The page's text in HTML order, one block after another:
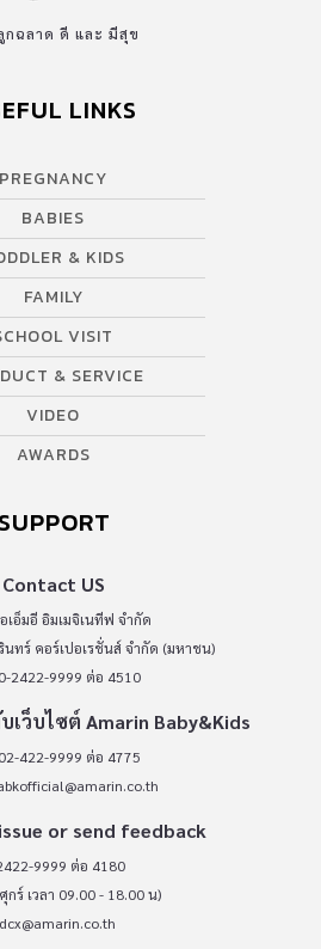
กฉลาด ดี และ มีสุข
LINKS
PREGNANCY
BABIES
& KIDS
FAMILY
VISIT
& SERVICE
VIDEO
AWARDS
SUPPORT
Contact US
เอ็มอี อิมเมจิเนทีฟ จำกัด
นทร์ คอร์เปอเรชั่นส์ จำกัด (มหาชน)
2422-9999 ต่อ 4510
ว็บไซต์ Amarin Baby&Kids
422-9999 ต่อ 4775
or send feedback
9999 ต่อ 4180
กร์ เวลา 09.00 - 18.00 น)